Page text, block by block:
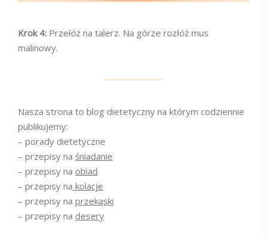
Krok 4: Przełóż na talerz. Na górze rozłóż mus
malinowy.
Nasza strona to blog dietetyczny na którym codziennie
publikujemy:
– porady dietetyczne
– przepisy na śniadanie
– przepisy na obiad
– przepisy na kolacje
– przepisy na przekąski
– przepisy na desery